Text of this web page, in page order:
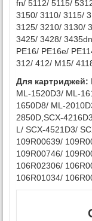
fn/ 5112/ 5115/
3150/ 3110/ 3115/
3125/ 3210/ 3130/
3425/ 3428/
PE16/ PE16e/
312/ 412/ M15/
Для картриджей:
ML-1520D3/ ML-
1650D8/ ML-
2850D,SCX-
L/ SCX-4521D3/
109R00639/
109R00746/
106R02306/
106R01034/